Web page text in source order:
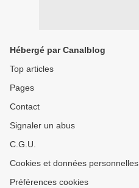
Hébergé par Canalblog
Top articles
Pages
Contact
Signaler un abus
C.G.U.
Cookies et données personnelles
Préférences cookies